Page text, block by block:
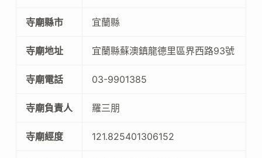
寺廟縣市 宜蘭縣
寺廟地址 宜蘭縣蘇澳鎮龍德里區界西路93號
寺廟電話 03-9901385
寺廟負責人 羅三朋
寺廟經度 121.825401306152